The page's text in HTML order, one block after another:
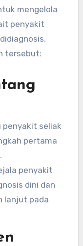
mengelola
penyakit
tersebut:
penyakit seliak
pertama
penyakit
dini dan
lanjut pada